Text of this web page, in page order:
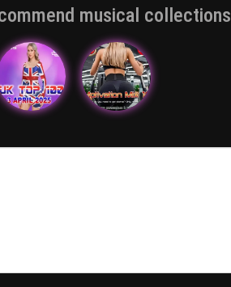
musical collections